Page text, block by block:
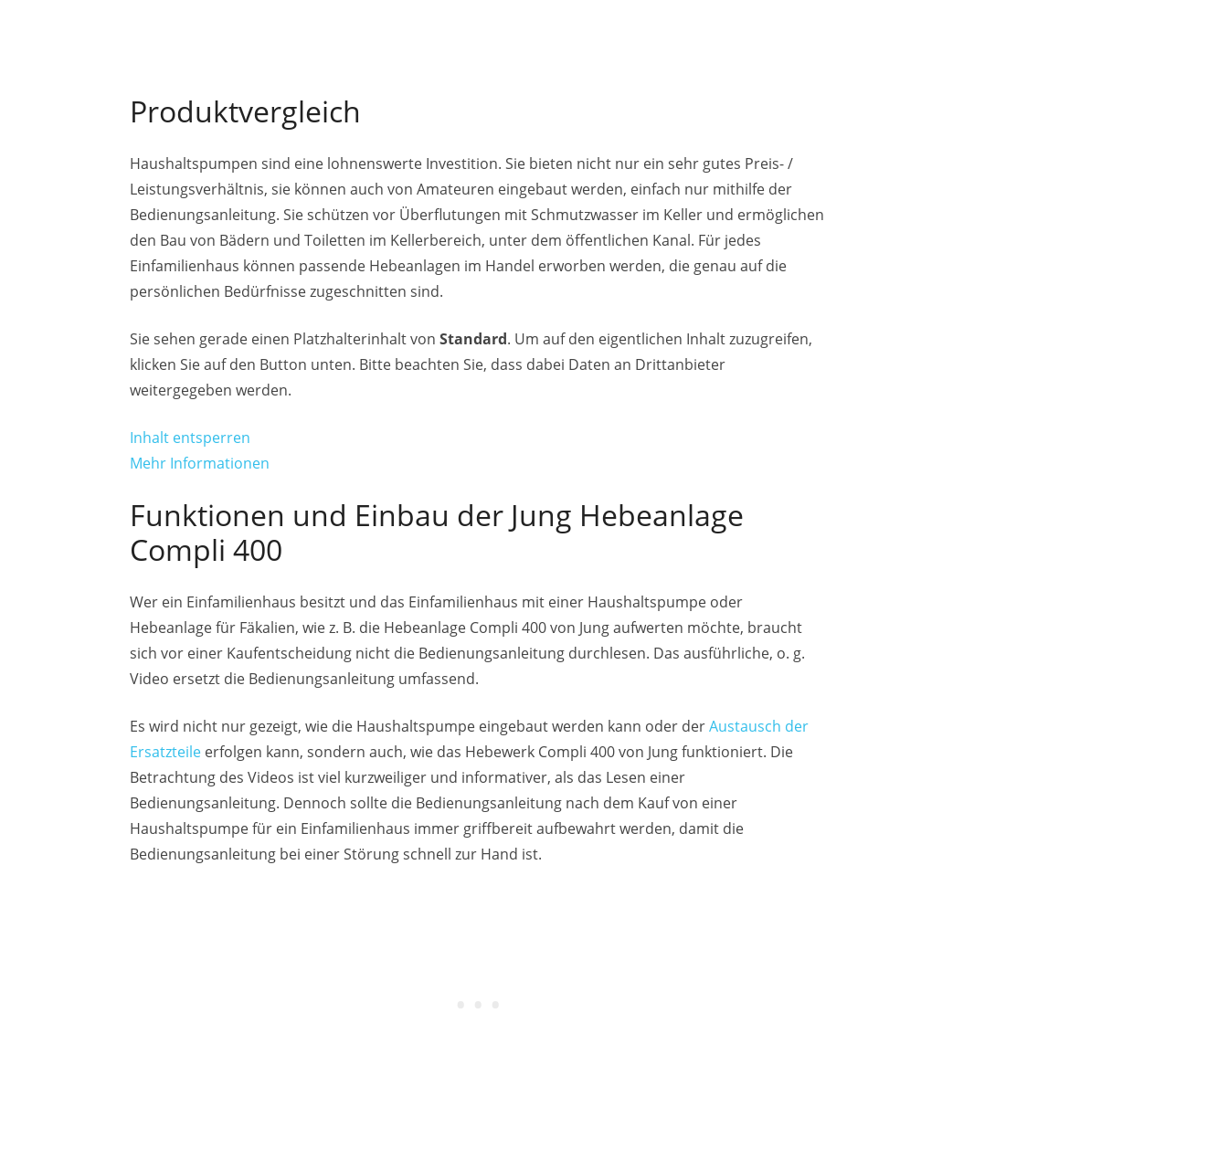
Produktvergleich
Haushaltspumpen sind eine lohnenswerte Investition. Sie bieten nicht nur ein sehr gutes Preis- /
Leistungsverhältnis, sie können auch von Amateuren eingebaut werden, einfach nur mithilfe der
Bedienungsanleitung. Sie schützen vor Überflutungen mit Schmutzwasser im Keller und ermöglichen
den Bau von Bädern und Toiletten im Kellerbereich, unter dem öffentlichen Kanal. Für jedes
Einfamilienhaus können passende Hebeanlagen im Handel erworben werden, die genau auf die
persönlichen Bedürfnisse zugeschnitten sind.
Sie sehen gerade einen Platzhalterinhalt von Standard. Um auf den eigentlichen Inhalt zuzugreifen,
klicken Sie auf den Button unten. Bitte beachten Sie, dass dabei Daten an Drittanbieter
weitergegeben werden.
Inhalt entsperren
Mehr Informationen
Funktionen und Einbau der Jung Hebeanlage
Compli 400
Wer ein Einfamilienhaus besitzt und das Einfamilienhaus mit einer Haushaltspumpe oder
Hebeanlage für Fäkalien, wie z. B. die Hebeanlage Compli 400 von Jung aufwerten möchte, braucht
sich vor einer Kaufentscheidung nicht die Bedienungsanleitung durchlesen. Das ausführliche, o. g.
Video ersetzt die Bedienungsanleitung umfassend.
Es wird nicht nur gezeigt, wie die Haushaltspumpe eingebaut werden kann oder derAustausch der
Ersatzteile erfolgen kann, sondern auch, wie das Hebewerk Compli 400 von Jung funktioniert. Die
Betrachtung des Videos ist viel kurzweiliger und informativer, als das Lesen einer
Bedienungsanleitung. Dennoch sollte die Bedienungsanleitung nach dem Kauf von einer
Haushaltspumpe für ein Einfamilienhaus immer griffbereit aufbewahrt werden, damit die
Bedienungsanleitung bei einer Störung schnell zur Hand ist.